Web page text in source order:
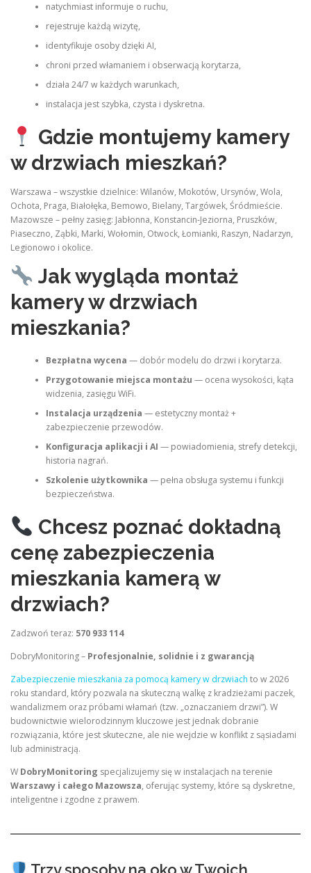
natychmiast informuje o ruchu,
rejestruje każdą wizytę,
identyfikuje osoby dzięki AI,
chroni przed włamaniem i obserwacją korytarza,
działa 24/7 w każdych warunkach,
instalacja jest szybka, czysta i dyskretna.
Gdzie montujemy kamery
w drzwiach mieszkań?
Warszawa – wszystkie dzielnice: Wilanów, Mokotów, Ursynów, Wola,
Ochota, Praga, Białołęka, Bemowo, Bielany, Targówek, Śródmieście.
Mazowsze – pełny zasięg: Jabłonna, Konstancin‑Jeziorna, Pruszków,
Piaseczno, Ząbki, Marki, Wołomin, Otwock, Łomianki, Raszyn, Nadarzyn,
Legionowo i okolice.
Jak wygląda montaż
kamery w drzwiach
mieszkania?
Bezpłatna wycena — dobór modelu do drzwi i korytarza.
Przygotowanie miejsca montażu — ocena wysokości, kąta
widzenia, zasięgu WiFi.
Instalacja urządzenia — estetyczny montaż +
zabezpieczenie przewodów.
Konfiguracja aplikacji i AI — powiadomienia, strefy detekcji,
historia nagrań.
Szkolenie użytkownika — pełna obsługa systemu i funkcji
bezpieczeństwa.
Chcesz poznać dokładną
cenę zabezpieczenia
mieszkania kamerą w
drzwiach?
Zadzwoń teraz: 570 933 114
DobryMonitoring – Profesjonalnie, solidnie i z gwarancją
Zabezpieczenie mieszkania za pomocą kamery w drzwiach to w 2026
roku standard, który pozwala na skuteczną walkę z kradzieżami paczek,
wandalizmem oraz próbami włamań (tzw. „oznaczaniem drzwi”). W
budownictwie wielorodzinnym kluczowe jest jednak dobranie
rozwiązania, które jest skuteczne, ale nie wejdzie w konflikt z sąsiadami
lub administracją.
W DobryMonitoring specjalizujemy się w instalacjach na terenie
Warszawy i całego Mazowsza, oferując systemy, które są dyskretne,
inteligentne i zgodne z prawem.
Trzy sposoby na oko w Twoich